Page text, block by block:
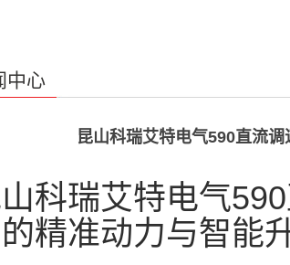
中心
昆山科瑞艾特电气590直流
科瑞艾特电气
精准动力与智能